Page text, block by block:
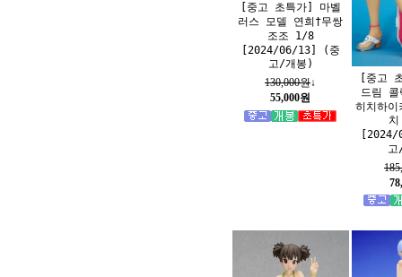
[중고 초특가] 마벨
러스 모델 연희†무쌍
조조 1/8
[2024/06/13] (중
고/개봉)
130,000원↓
55,000원
[중고
드림
히치하